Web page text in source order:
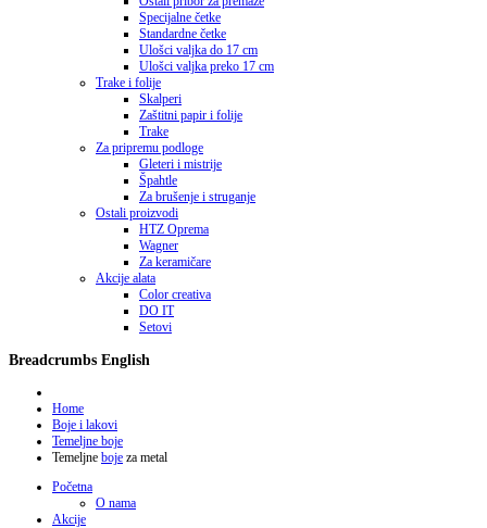
Specijalne četke
Standardne četke
Ulošci valjka do 17 cm
Ulošci valjka preko 17 cm
Trake i folije
Skalperi
Zaštitni papir i folije
Trake
Za pripremu podloge
Gleteri i mistrije
Špahtle
Za brušenje i struganje
Ostali proizvodi
HTZ Oprema
Wagner
Za keramičare
Akcije alata
Color creativa
DO IT
Setovi
Breadcrumbs English
Home
Boje i lakovi
Temeljne boje
Temeljne boje za metal
Početna
O nama
Akcije